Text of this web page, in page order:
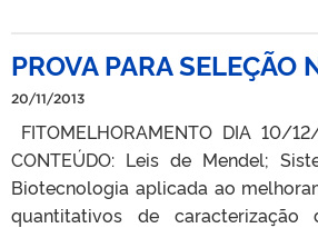
PROVA PARA SELEÇÃO
20/11/2013
FITOMELHORAMENTO DIA 10/
CONTEÚDO: Leis de Mendel;
Biotecnologia aplicada ao
quantitativos de